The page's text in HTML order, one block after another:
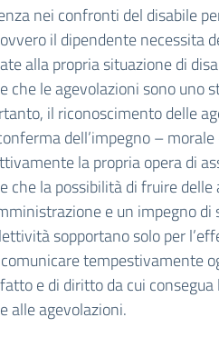
nei confronti del disabile
il dipendente necessita
alla propria situazione di
che le agevolazioni sono uno
il riconoscimento delle
dell’impegno –
la propria opera di
che la possibilità di fruire
e un impegno di
sopportano solo per
tempestivamente
e di diritto da cui
alle agevolazioni.